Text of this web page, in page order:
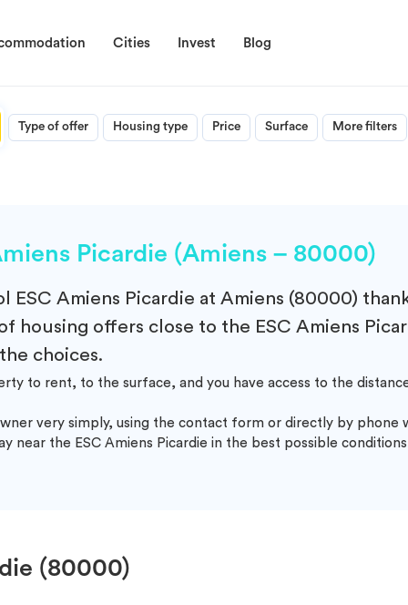
Cities Invest Blog
Type of offer Housing type Price Surface More filters
Picardie (Amiens – 80000)
ESC Amiens Picardie at Amiens (80000)
housing offers close to the ESC Amiens
choices.
to rent, to the surface, and you have access to the
very simply, using the contact form or directly by phone
near the ESC Amiens Picardie in the best possible
(80000)